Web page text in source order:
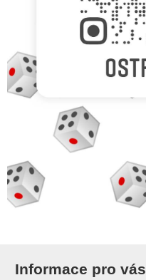
Informace pro vás